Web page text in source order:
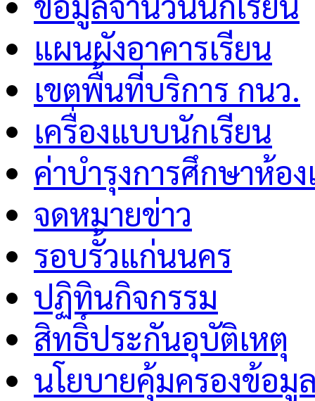
แผนผังอาคารเรียน
เขตพื้นที่บริการ กนว.
เครื่องแบบนักเรียน
ค่าบำรุงการศึกษาห้อ
จดหมายข่าว
รอบรั้วแก่นนคร
ปฏิทินกิจกรรม
สิทธิ์ประกันอุบัติเหตุ
นโยบายคุ้มครองข้อ